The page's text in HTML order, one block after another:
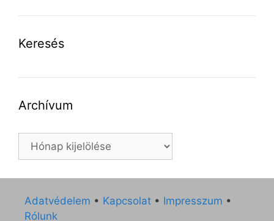
Keresés
Archívum
Archívum
Adatvédelem • Kapcsolat • Impresszum •
Rólunk